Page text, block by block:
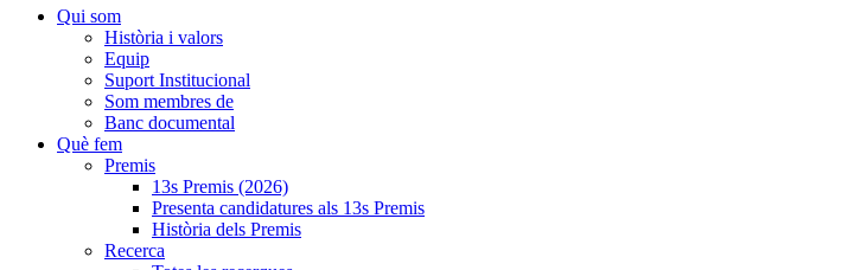
Qui som
Història i valors
Equip
Suport Institucional
Som membres de
Banc documental
Què fem
Premis
13s Premis (2026)
Presenta candidatures als 13s Premis
Història dels Premis
Recerca